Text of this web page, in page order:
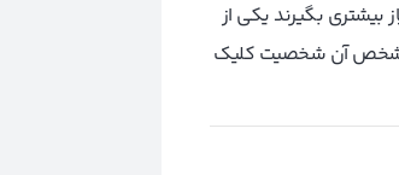
بیشتری بگیرند یکی از
مشخص آن شخصیت کلیک